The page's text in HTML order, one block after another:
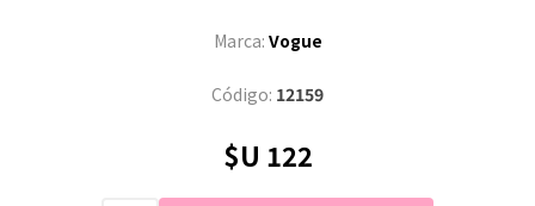
Marca: Vogue
Código: 12159
$U 122